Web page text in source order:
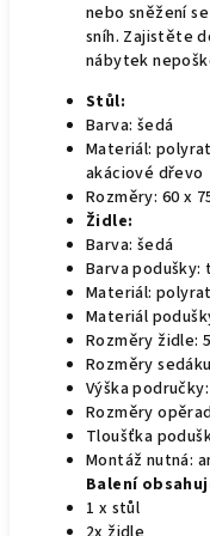
nebo sněžení
sníh. Zajistěte
nábytek
Stůl:
Barva: šedá
Materiál:
akáciové dřevo
Rozměry: 60 x
Židle:
Barva: šedá
Barva podušky:
Materiál:
Materiál
Rozměry židle:
Rozměry
Výška
Rozměry
Tloušťka
Montáž nutná:
Balení
1 x stůl